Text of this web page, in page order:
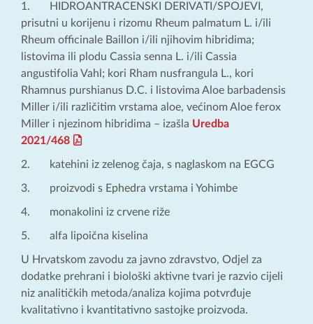
1. HIDROANTRACENSKI DERIVATI/SPOJEVI,
prisutni u korijenu i rizomu Rheum palmatum L. i/ili
Rheum officinale Baillon i/ili njihovim hibridima;
listovima ili plodu Cassia senna L. i/ili Cassia
angustifolia Vahl; kori Rham nusfrangula L., kori
Rhamnus purshianus D.C. i listovima Aloe barbadensis
Miller i/ili različitim vrstama aloe, većinom Aloe ferox
Miller i njezinom hibridima – izašla Uredba
2021/468
2. katehini iz zelenog čaja, s naglaskom na EGCG
3. proizvodi s Ephedra vrstama i Yohimbe
4. monakolini iz crvene riže
5. alfa lipoična kiselina
U Hrvatskom zavodu za javno zdravstvo, Odjel za
dodatke prehrani i biološki aktivne tvari je razvio cijeli
niz analitičkih metoda/analiza kojima potvrđuje
kvalitativno i kvantitativno sastojke proizvoda.